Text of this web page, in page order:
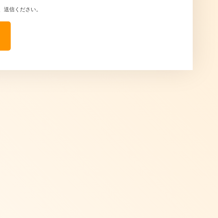
送信ください。